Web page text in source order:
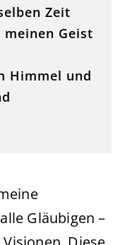
Zeit
meinen Geist
Himmel und
Gläubigen –